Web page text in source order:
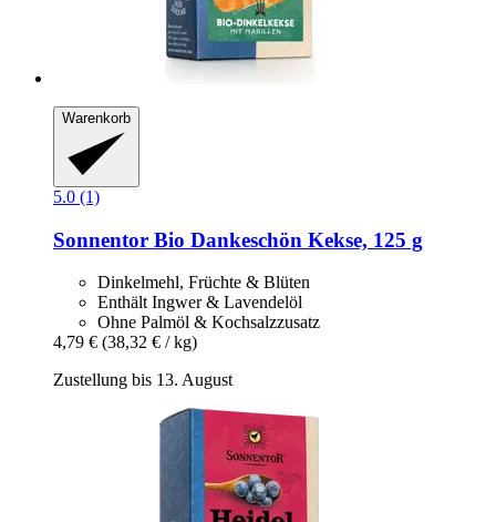
Warenkorb
5.0 (1)
Sonnentor Bio Dankeschön Kekse, 125 g
Dinkelmehl, Früchte & Blüten
Enthält Ingwer & Lavendelöl
Ohne Palmöl & Kochsalzzusatz
4,79 € (38,32 € / kg)
Zustellung bis 13. August